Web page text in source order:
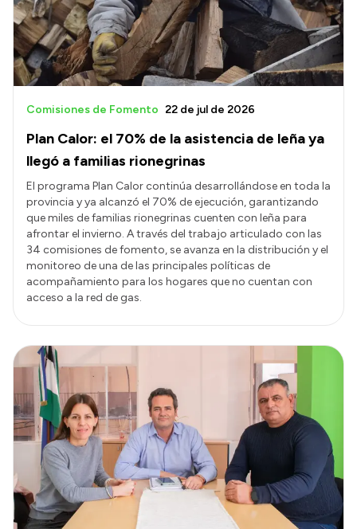
Plan Calor: el 70% de la asistencia de leña ya
llegó a familias rionegrinas
Comisiones de Fomento 22 de jul de 2026
El programa Plan Calor continúa desarrollándose en toda la
provincia y ya alcanzó el 70% de ejecución, garantizando
que miles de familias rionegrinas cuenten con leña para
afrontar el invierno. A través del trabajo articulado con las
34 comisiones de fomento, se avanza en la distribución y el
monitoreo de una de las principales políticas de
acompañamiento para los hogares que no cuentan con
acceso a la red de gas.